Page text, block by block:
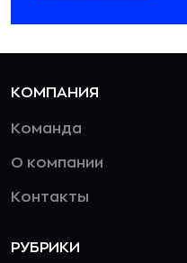
КОМПАНИЯ
Команда
О компании
Контакты
РУБРИКИ